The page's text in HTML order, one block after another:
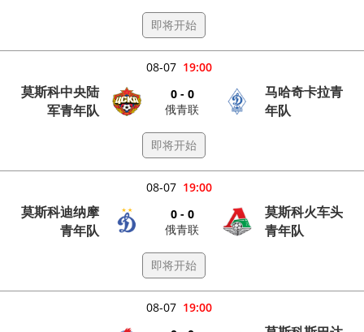
即将开始
19:00
08-07
莫斯科中央陆
军青年队
0 - 0
俄青联
马哈奇卡拉青
年队
即将开始
19:00
08-07
莫斯科迪纳摩
青年队
0 - 0
俄青联
莫斯科火车头
青年队
即将开始
19:00
08-07